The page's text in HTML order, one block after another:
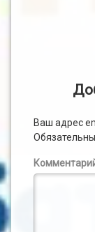
Ваш адрес